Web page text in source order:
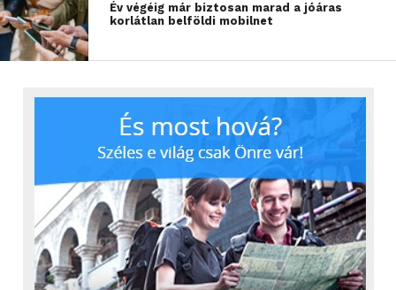
Év végéig már biztosan marad a jóáras
korlátlan belföldi mobilnet